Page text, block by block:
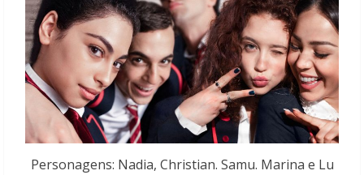
Personagens: Nadia, Christian. Samu. Marina e Lu